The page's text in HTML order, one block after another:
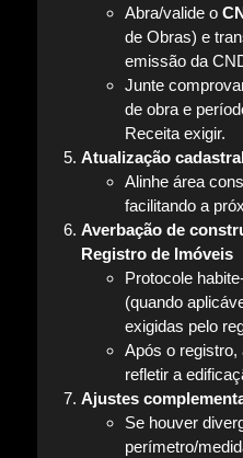
Abra/valide o
de Obras) e
emissão da
Junte
de obra e
Receita exigir.
Atualização
Alinhe área
facilitando a
Averbação de
Registro de Imóveis
Protocole
(quando
exigidas pelo
Após o
refletir a
Ajustes
Se houver
perímetro/